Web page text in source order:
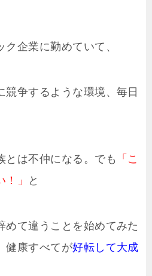
企業に勤めていて、
競争するような環境、毎日
とは不仲になる。でも
「こ
」
と
めて違うことを始めてみた
健康すべてが好転して大成